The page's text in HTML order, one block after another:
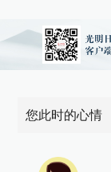
您此时的心情